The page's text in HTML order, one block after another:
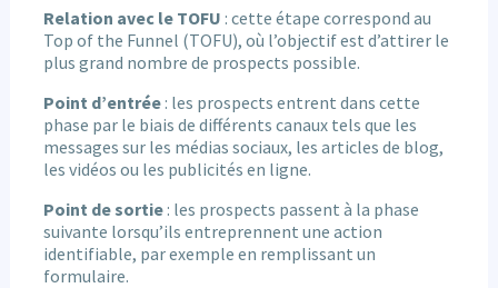
Relation avec le TOFU : cette étape correspond au
Top of the Funnel (TOFU), où l’objectif est d’attirer le
plus grand nombre de prospects possible.
Point d’entrée: les prospects entrent dans cette
phase par le biais de différents canaux tels que les
messages sur les médias sociaux, les articles de blog,
les vidéos ou les publicités en ligne.
Point de sortie: les prospects passent à la phase
suivante lorsqu’ils entreprennent une action
identifiable, par exemple en remplissant un
formulaire.